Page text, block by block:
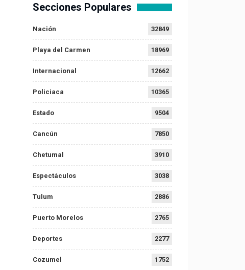
Secciones Populares
Nación 32849
Playa del Carmen 18969
Internacional 12662
Policiaca 10365
Estado 9504
Cancún 7850
Chetumal 3910
Espectáculos 3038
Tulum 2886
Puerto Morelos 2765
Deportes 2277
Cozumel 1752